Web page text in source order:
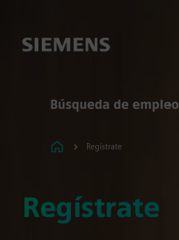
Búsqueda de empleo
Regístrate
Regístrate